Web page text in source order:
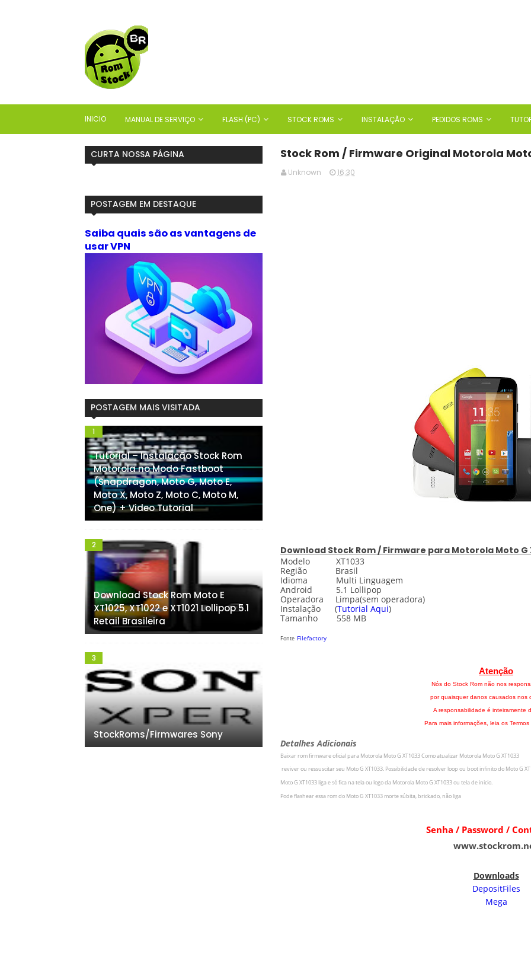
INICIO MANUAL DE SERVIÇO FLASH (PC) STOCK ROMS INSTALAÇÃO PEDIDOS ROMS
Stock Rom / Firmware Original Motorola
Unknown 16:30
Download Stock Rom / Firmware para Motorola Moto G
Modelo XT1033
Região Brasil
Idioma Multi Linguagem
Android 5.1 Lollipop
Operadora Limpa(sem operadora)
Instalação (Tutorial Aqui)
Tamanho 558 MB
Fonte Filefactory
Atenção
Nós do Stock Rom não nos
por quaisquer danos causados nos
A responsabilidade é inteiramente
Para mais informações, leia os Termos
Detalhes Adicionais
Baixar rom firmware oficial para Motorola Moto G XT1033Como atualizar Motorola Moto G XT1033
reviver ou ressuscitar seu Moto G XT1033. Possibilidade de resolver loop ou boot infinito do Moto G
Moto G XT1033 liga e só fica na tela ou logo da Motorola Moto G XT1033ou tela de inicio.
Pode flashear essa rom do Moto G XT1033 morte súbita, brickado, não liga
Senha / Password /
Downloads
DepositFiles
Mega
CURTA NOSSA PÁGINA
POSTAGEM EM DESTAQUE
Saiba quais são as vantagens de
usar VPN
POSTAGEM MAIS VISITADA
Tutorial – Instalação Stock Rom
Motorola no Modo Fastboot
(Snapdragon, Moto G, Moto E,
Moto X, Moto Z, Moto C, Moto M,
One) + Video Tutorial
Download Stock Rom Moto E
XT1025, XT1022 e XT1021 Lollipop 5.1
Retail Brasileira
StockRoms/Firmwares Sony